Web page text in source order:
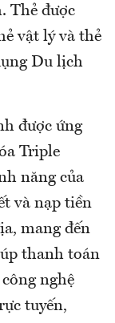
Thẻ được
vật lý và thẻ
Du lịch
được ứng
Triple
năng của
và nạp tiền
mang đến
thanh toán
nghệ
tuyến,